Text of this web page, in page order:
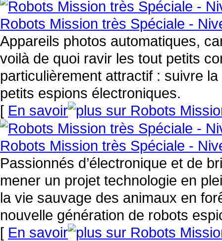
Robots Mission très Spéciale -
Appareils photos automatiques,
voilà de quoi ravir les tout petits
particulièrement attractif : suivre
petits espions électroniques.
[ En savoir
Robots Mission très Spéciale -
Passionnés d’électronique et de
mener un projet technologie en
la vie sauvage des animaux en
nouvelle génération de robots
[ En savoir